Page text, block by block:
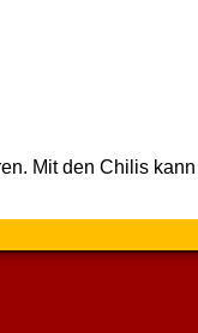
Mit den Chilis